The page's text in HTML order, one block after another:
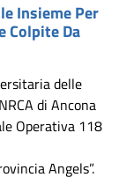
Insieme Per
Colpite Da
delle
di Ancona
Operativa 118
Angels”.